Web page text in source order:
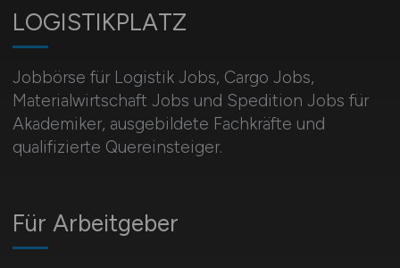
LOGISTIKPLATZ
Jobbörse für Logistik Jobs, Cargo Jobs,
Materialwirtschaft Jobs und Spedition Jobs für
Akademiker, ausgebildete Fachkräfte und
qualifizierte Quereinsteiger.
Für Arbeitgeber